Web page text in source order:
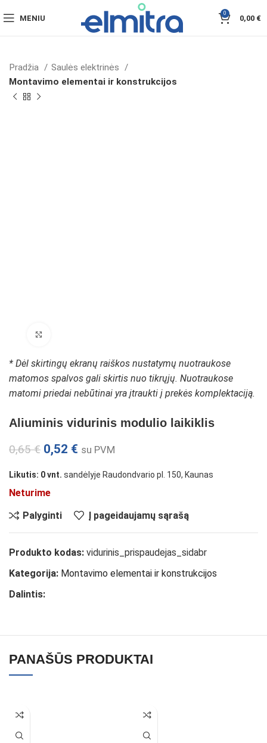
MENIU
0
0,00 €
Pradžia
Saulės elektrinės
Montavimo elementai ir konstrukcijos
* Dėl skirtingų ekranų raiškos nustatymų nuotraukose
matomos spalvos gali skirtis nuo tikrųjų. Nuotraukose
matomi priedai nebūtinai yra įtraukti į prekės komplektaciją.
Aliuminis vidurinis modulio laikiklis
0,65€ 0,52 € su PVM
Likutis: 0 vnt. sandėlyje Raudondvario pl. 150, Kaunas
Neturime
Palyginti
Į pageidaujamų sąrašą
Produkto kodas: vidurinis_prispaudejas_sidabr
Kategorija: Montavimo elementai ir konstrukcijos
Dalintis:
PANAŠŪS PRODUKTAI